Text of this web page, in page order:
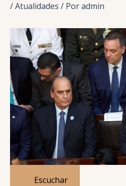
/Atualidades / Poradmin
Escuchar